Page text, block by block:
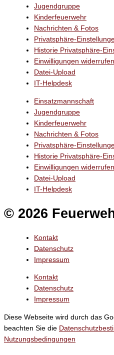
Jugendgruppe
Kinderfeuerwehr
Nachrichten & Fotos
Privatsphäre-
Historie Privatsphäre-
Einwilligungen widerrufen
Datei-Upload
IT-Helpdesk
Einsatzmannschaft
Jugendgruppe
Kinderfeuerwehr
Nachrichten & Fotos
Privatsphäre-
Historie Privatsphäre-
Einwilligungen widerrufen
Datei-Upload
IT-Helpdesk
© 2026
Kontakt
Datenschutz
Impressum
Kontakt
Datenschutz
Impressum
Diese Webseite wird durch das
beachten Sie die
Nutzungsbedingungen